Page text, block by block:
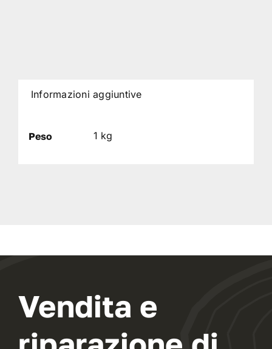
Informazioni aggiuntive
Peso 1 kg
Vendita e